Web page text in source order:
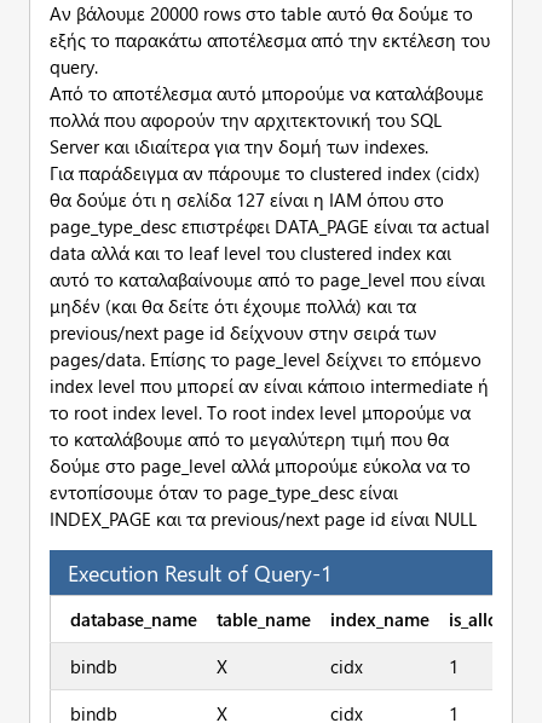
Αν βάλουμε 20000 rows στο table αυτό θα δούμε το
εξής το παρακάτω αποτέλεσμα από την εκτέλεση του
query.
Από το αποτέλεσμα αυτό μπορούμε να καταλάβουμε
πολλά που αφορούν την αρχιτεκτονική του SQL
Server και ιδιαίτερα για την δομή των indexes.
Για παράδειγμα αν πάρουμε το clustered index (cidx)
θα δούμε ότι η σελίδα 127 είναι η IAM όπου στο
page_type_desc επιστρέφει DATA_PAGE είναι τα actual
data αλλά και το leaf level του clustered index και
αυτό το καταλαβαίνουμε από το page_level που είναι
μηδέν (και θα δείτε ότι έχουμε πολλά) και τα
previous/next page id δείχνουν στην σειρά των
pages/data. Επίσης το page_level δείχνει το επόμενο
index level που μπορεί αν είναι κάποιο intermediate ή
το root index level. Το root index level μπορούμε να
το καταλάβουμε από το μεγαλύτερη τιμή που θα
δούμε στο page_level αλλά μπορούμε εύκολα να το
εντοπίσουμε όταν το page_type_desc είναι
INDEX_PAGE και τα previous/next page id είναι NULL
Execution Result of Query-1
database_name table_name index_name
is_allocated
bindb
X cidx
1
bindb
X cidx 1